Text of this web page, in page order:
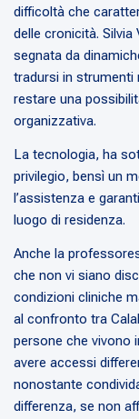
difficoltà che
delle cronicità.
segnata da
tradursi in strumenti
restare una
organizzativa.
La tecnologia, ha
privilegio, bensì un
l’assistenza e
luogo di residenza.
Anche la
che non vi siano
condizioni cliniche
al confronto tra
persone che vivono
avere accessi
nonostante
differenza, se non